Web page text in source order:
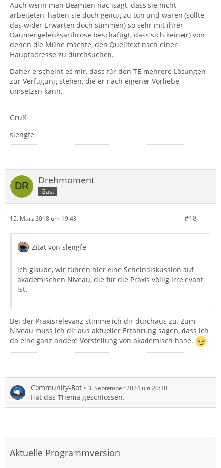
Auch wenn man Beamten nachsagt, dass sie nicht
arbeiteten, haben sie doch genug zu tun und wären (sollte
das wider Erwarten doch stimmen) so sehr mit ihrer
Daumengelenksarthrose beschäftigt, dass sich keine(r) von
denen die Mühe machte, den Quelltext nach einer
Hauptadresse zu durchsuchen.
Daher erscheint es mir, dass für den TE mehrere Lösungen
zur Verfügung stehen, die er nach eigener Vorliebe
umsetzen kann.
Gruß
slengfe
Drehmoment
Gast
15. März 2018 um 19:43 #18
Zitat von slengfe
ich glaube, wir führen hier eine Scheindiskussion auf
akademischen Niveau, die für die Praxis völlig irrelevant
ist.
Bei der Praxisrelevanz stimme ich dir durchaus zu. Zum
Niveau muss ich dir aus aktueller Erfahrung sagen, dass ich
da eine ganz andere Vorstellung von akademisch habe.
Community-Bot 3. September 2024 um 20:30
Hat das Thema geschlossen.
Aktuelle Programmversion